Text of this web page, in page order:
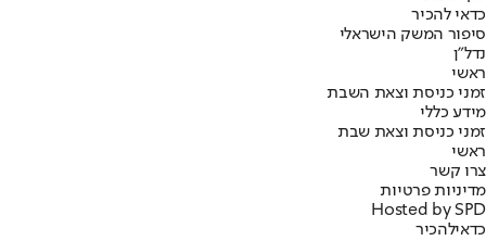
כדאי להכיר
סיפור המשק הישראלי
נדל"ן
ראשי
זמני כניסת וצאת השבת
מידע כללי
זמני כניסת וצאת שבת
ראשי
צרו קשר
מדיניות פרטיות
Hosted by SPD
כדאילהכיר